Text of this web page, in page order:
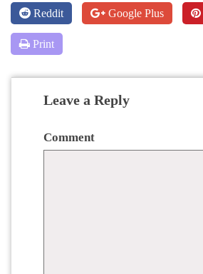
Reddit Google Plus
Print
Leave a Reply
Comment